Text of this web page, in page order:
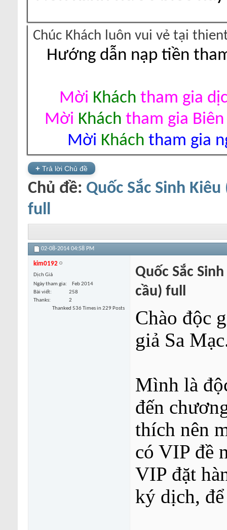
Chúc Khách luôn vui vẻ tại
Hướng dẫn nạp tiền
Mời Khách tham gia
Mời Khách tham gia
Mời Khách tham gia
+ Trả lời Chủ đề
Chủ đề: Quốc Sắc Sinh
full
02-08-2014 04:58 PM
kim0192
Dịch Giả
Ngày tham gia
Feb 2014
Bài viết
258
Thanks
2
Thanked 536 Times in 229 Posts
Quốc Sắc
cầu) full
Chào độc
giả Sa
Mình là
đến
thích nên
có VIP đề
VIP đặt
ký dịch,